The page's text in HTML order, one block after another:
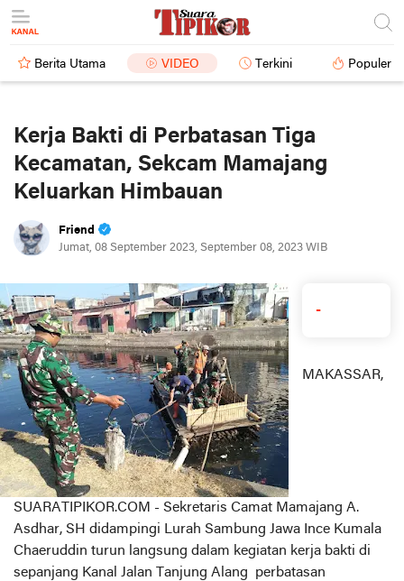
Berita Utama VIDEO Terkini Populer
Kerja Bakti di Perbatasan Tiga
Kecamatan, Sekcam Mamajang
Keluarkan Himbauan
Friend
Jumat, 08 September 2023, September 08, 2023 WIB
-
MAKASSAR,
SUARATIPIKOR.COM - Sekretaris Camat Mamajang A.
Asdhar, SH didampingi Lurah Sambung Jawa Ince Kumala
Chaeruddin turun langsung dalam kegiatan kerja bakti di
sepanjang Kanal Jalan Tanjung Alang perbatasan